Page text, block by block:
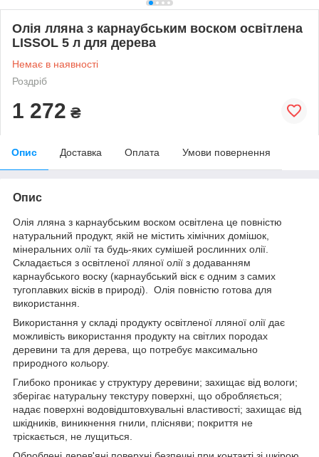
Олія лляна з карнаубським воском освітлена
LISSOL 5 л для дерева
Немає в наявності
Роздріб
1 272 ₴
Опис Доставка Оплата Умови повернення
Опис
Олія лляна з карнаубським воском освітлена це повністю
натуральний продукт, якій не містить хімічних домішок,
мінеральних олії та будь-яких сумішей рослинних олії.
Складається з освітленої лляної олії з додаванням
карнаубського воску (карнаубський віск є одним з самих
тугоплавких вісків в природі). Олія повністю готова для
використання.
Використання у складі продукту освітленої лляної олії дає
можливість використання продукту на світлих породах
деревини та для дерева, що потребує максимально
природного кольору.
Глибоко проникає у структуру деревини; захищає від вологи;
зберігає натуральну текстуру поверхні, що обробляється;
надає поверхні водовідштовхувальні властивості; захищає від
шкідників, виникнення гнили, плісняви; покриття не
тріскається, не лущиться.